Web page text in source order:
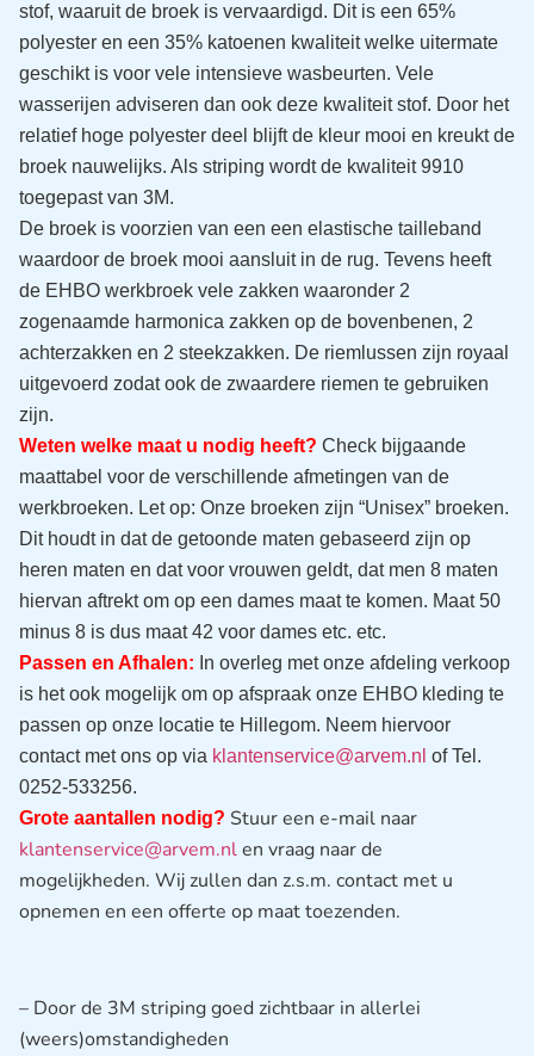
stof, waaruit de broek is vervaardigd. Dit is een 65%
polyester en een 35% katoenen kwaliteit welke uitermate
geschikt is voor vele intensieve wasbeurten. Vele
wasserijen adviseren dan ook deze kwaliteit stof. Door het
relatief hoge polyester deel blijft de kleur mooi en kreukt de
broek nauwelijks. Als striping wordt de kwaliteit 9910
toegepast van 3M.
De broek is voorzien van een een elastische tailleband
waardoor de broek mooi aansluit in de rug. Tevens heeft
de EHBO werkbroek vele zakken waaronder 2
zogenaamde harmonica zakken op de bovenbenen, 2
achterzakken en 2 steekzakken. De riemlussen zijn royaal
uitgevoerd zodat ook de zwaardere riemen te gebruiken
zijn.
Weten welke maat u nodig heeft? Check bijgaande
maattabel voor de verschillende afmetingen van de
werkbroeken. Let op: Onze broeken zijn “Unisex” broeken.
Dit houdt in dat de getoonde maten gebaseerd zijn op
heren maten en dat voor vrouwen geldt, dat men 8 maten
hiervan aftrekt om op een dames maat te komen. Maat 50
minus 8 is dus maat 42 voor dames etc. etc.
Passen en Afhalen: In overleg met onze afdeling verkoop
is het ook mogelijk om op afspraak onze EHBO kleding te
passen op onze locatie te Hillegom. Neem hiervoor
contact met ons op via klantenservice@arvem.nl of Tel.
0252-533256.
Grote aantallen nodig? Stuur een e-mail naar
klantenservice@arvem.nlen vraag naar de
mogelijkheden. Wij zullen dan z.s.m. contact met u
opnemen en een offerte op maat toezenden.
– Door de 3M striping goed zichtbaar in allerlei
(weers)omstandigheden